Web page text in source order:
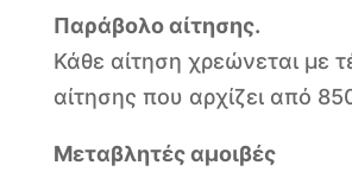
Παράβολο αίτησης.
Κάθε αίτηση χρεώνεται με
αίτησης που αρχίζει από
Μεταβλητές αμοιβές